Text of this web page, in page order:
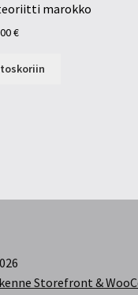
marokko
€
Storefront &